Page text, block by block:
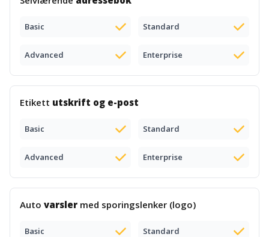
Basic Standard
Advanced Enterprise
Etikett utskrift og e-post
Basic Standard
Advanced Enterprise
Auto varsler med sporingslenker (logo)
Basic Standard